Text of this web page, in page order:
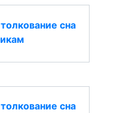
сна
сна